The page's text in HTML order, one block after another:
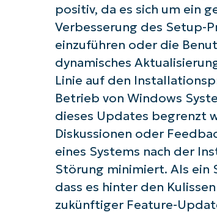
positiv, da es sich um ein
Verbesserung des Setup-
einzuführen oder die
dynamisches
Linie auf den
Betrieb von Windows
dieses Updates begrenzt
Diskussionen oder
eines Systems nach der
Störung minimiert. Als
dass es hinter den
zukünftiger Feature-